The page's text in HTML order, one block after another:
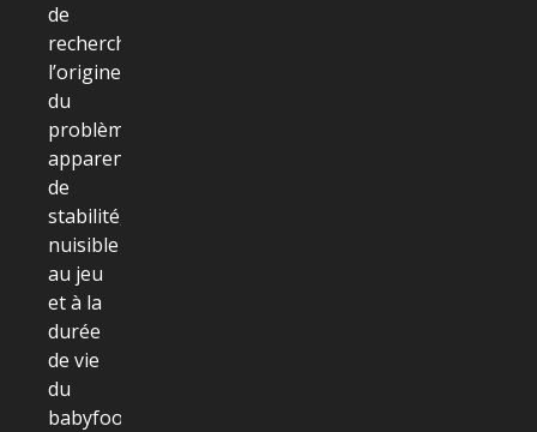
de
rechercher
l’origine
du
problème
apparent
de
stabilité,
nuisible
au jeu
et à la
durée
de vie
du
babyfoot.